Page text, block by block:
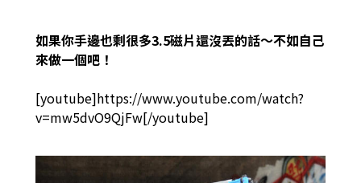
如果你手邊也剩很多3.5磁片還沒丟的話～不如自己
來做一個吧！
[youtube]https://www.youtube.com/watch?
v=mw5dvO9QjFw[/youtube]